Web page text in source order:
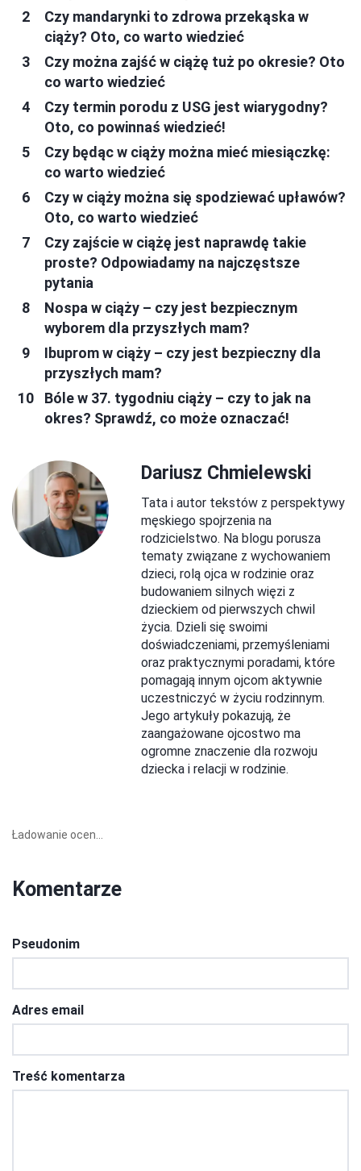
Czy mandarynki to zdrowa przekąska w
ciąży? Oto, co warto wiedzieć
Czy można zajść w ciążę tuż po okresie? Oto
co warto wiedzieć
Czy termin porodu z USG jest wiarygodny?
Oto, co powinnaś wiedzieć!
Czy będąc w ciąży można mieć miesiączkę:
co warto wiedzieć
Czy w ciąży można się spodziewać upławów?
Oto, co warto wiedzieć
Czy zajście w ciążę jest naprawdę takie
proste? Odpowiadamy na najczęstsze
pytania
Nospa w ciąży – czy jest bezpiecznym
wyborem dla przyszłych mam?
Ibuprom w ciąży – czy jest bezpieczny dla
przyszłych mam?
Bóle w 37. tygodniu ciąży – czy to jak na
okres? Sprawdź, co może oznaczać!
Dariusz Chmielewski
Tata i autor tekstów z perspektywy
męskiego spojrzenia na
rodzicielstwo. Na blogu porusza
tematy związane z wychowaniem
dzieci, rolą ojca w rodzinie oraz
budowaniem silnych więzi z
dzieckiem od pierwszych chwil
życia. Dzieli się swoimi
doświadczeniami, przemyśleniami
oraz praktycznymi poradami, które
pomagają innym ojcom aktywnie
uczestniczyć w życiu rodzinnym.
Jego artykuły pokazują, że
zaangażowane ojcostwo ma
ogromne znaczenie dla rozwoju
dziecka i relacji w rodzinie.
Ładowanie ocen...
Komentarze
Pseudonim
Adres email
Treść komentarza